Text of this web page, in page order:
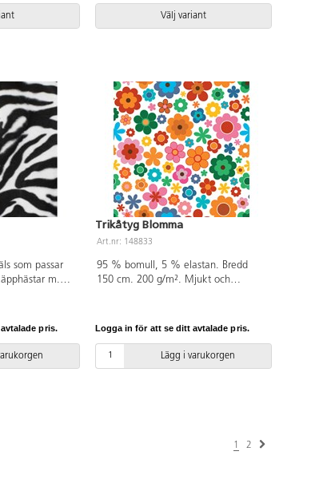
Välj variant
som passar
m.m.
pris.
Trikåtyg Blomma
Art.nr: 148833
95 % bomull, 5 % elastan. Bredd
150 cm. 200 g/m². Mjukt och
Detta gör det enkelt att sy din egen
grader. GOTS-certifierat. Endast hela
meter. Inspiration hittar ni på våra
Logga in för att se ditt avtalade pris.
Lägg i varukorgen
1 2